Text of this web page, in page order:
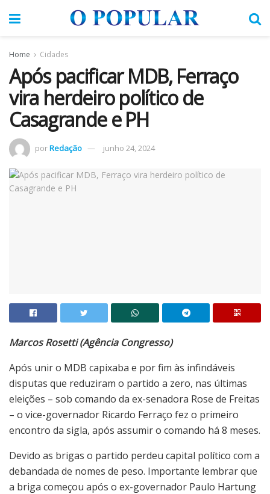
Home Cidades
Após pacificar MDB, Ferraço
vira herdeiro político de
Casagrande e PH
porRedação junho 24, 2024
Marcos Rosetti (Agência Congresso)
Após unir o MDB capixaba e por fim às infindáveis
disputas que reduziram o partido a zero, nas últimas
eleições – sob comando da ex-senadora Rose de Freitas
– o vice-governador Ricardo Ferraço fez o primeiro
encontro da sigla, após assumir o comando há 8 meses.
Devido as brigas o partido perdeu capital político com a
debandada de nomes de peso. Importante lembrar que
a briga começou após o ex-governador Paulo Hartung